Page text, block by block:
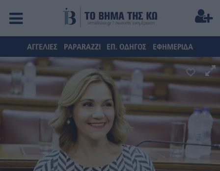
ΑΓΓΕΛΙΕΣ PAPARAZZI ΕΠ. ΟΔΗΓΟΣ ΕΦΗΜΕΡΙΔΑ